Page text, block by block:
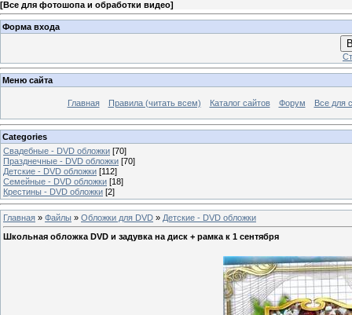
[Все для фотошопа и обработки видео]
Форма входа
Меню сайта
Главная Правила (читать всем) Каталог сайтов Форум Все для
Categories
Свадебные - DVD обложки [70]
Празднечные - DVD обложки [70]
Детские - DVD обложки [112]
Семейные - DVD обложки [18]
Крестины - DVD обложки [2]
Главная » Файлы » Обложки для DVD » Детские - DVD обложки
Школьная обложка DVD и задувка на диск + рамка к 1 сентября